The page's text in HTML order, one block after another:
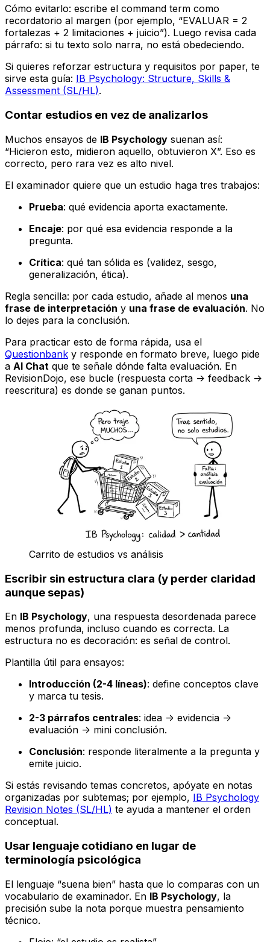
Cómo evitarlo: escribe el command term como
recordatorio al margen (por ejemplo, “EVALUAR = 2
fortalezas + 2 limitaciones + juicio”). Luego revisa cada
párrafo: si tu texto solo narra, no está obedeciendo.
Si quieres reforzar estructura y requisitos por paper, te
sirve esta guía: IB Psychology: Structure, Skills &
Assessment (SL/HL).
Contar estudios en vez de analizarlos
Muchos ensayos de IB Psychology suenan así:
“Hicieron esto, midieron aquello, obtuvieron X”. Eso es
correcto, pero rara vez es alto nivel.
El examinador quiere que un estudio haga tres trabajos:
Prueba: qué evidencia aporta exactamente.
Encaje: por qué esa evidencia responde a la
pregunta.
Crítica: qué tan sólida es (validez, sesgo,
generalización, ética).
Regla sencilla: por cada estudio, añade al menos una
frase de interpretación y una frase de evaluación. No
lo dejes para la conclusión.
Para practicar esto de forma rápida, usa el
Questionbank y responde en formato breve, luego pide
a AI Chat que te señale dónde falta evaluación. En
RevisionDojo, ese bucle (respuesta corta -> feedback ->
reescritura) es donde se ganan puntos.
Carrito de estudios vs análisis
Escribir sin estructura clara (y perder claridad
aunque sepas)
En IB Psychology, una respuesta desordenada parece
menos profunda, incluso cuando es correcta. La
estructura no es decoración: es señal de control.
Plantilla útil para ensayos:
Introducción (2-4 líneas): define conceptos clave
y marca tu tesis.
2-3 párrafos centrales: idea -> evidencia ->
evaluación -> mini conclusión.
Conclusión: responde literalmente a la pregunta y
emite juicio.
Si estás revisando temas concretos, apóyate en notas
organizadas por subtemas; por ejemplo, IB Psychology
Revision Notes (SL/HL) te ayuda a mantener el orden
conceptual.
Usar lenguaje cotidiano en lugar de
terminología psicológica
El lenguaje “suena bien” hasta que lo comparas con un
vocabulario de examinador. En IB Psychology, la
precisión sube la nota porque muestra pensamiento
técnico.